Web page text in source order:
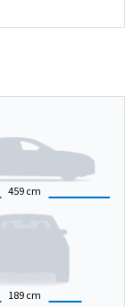
459 cm
189 cm